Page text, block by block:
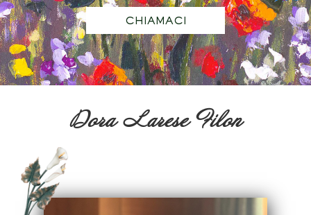
CHIAMACI
Dora Larese Filon